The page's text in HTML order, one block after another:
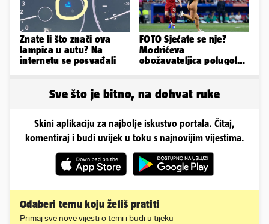
Znate li što znači ova
lampica u autu? Na
internetu se posvađali
FOTO Sjećate se nje?
Modrićeva
obožavateljica polugola
Sve što je bitno, na dohvat ruke
Skini aplikaciju za najbolje iskustvo portala. Čitaj,
komentiraj i budi uvijek u toku s najnovijim vijestima.
Odaberi temu koju želiš pratiti
Primaj sve nove vijesti o temi i budi u tijeku